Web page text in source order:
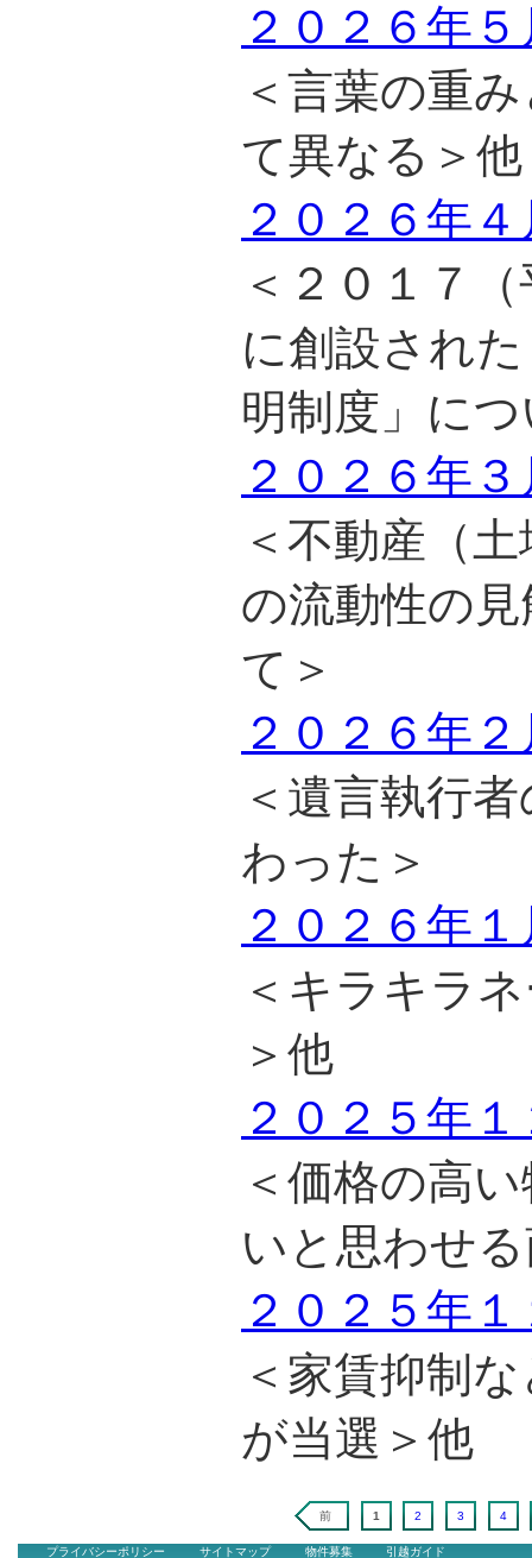
２０２６年
＜言葉の重
て異なる＞他
２０２６年
＜２０１７
に創設され
明制度」に
２０２６年
＜不動産（
の流動性の
て＞
２０２６年
＜遺言執行
わった＞
２０２６年
＜キラキラ
＞他
２０２５年
＜価格の高
いと思わせ
２０２５年
＜家賃抑制
が当選＞他
前 1 2 3 4
プライバシーポリシー サイトマップ 物件募集 引越ガイド